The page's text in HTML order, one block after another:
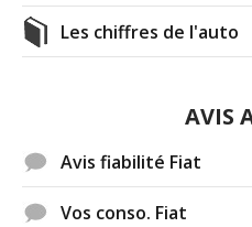
Les chiffres de l'auto
AVIS
Avis fiabilité Fiat
Vos conso. Fiat